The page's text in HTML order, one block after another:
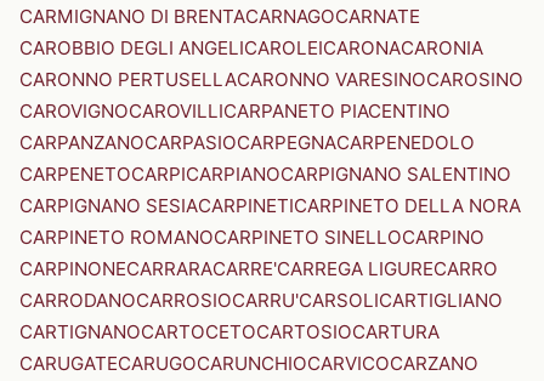
CARMIGNANO DI BRENTACARNAGOCARNATE
CAROBBIO DEGLI ANGELICAROLEICARONACARONIA
CARONNO PERTUSELLACARONNO VARESINOCAROSINO
CAROVIGNOCAROVILLICARPANETO PIACENTINO
CARPANZANOCARPASIOCARPEGNACARPENEDOLO
CARPENETOCARPICARPIANOCARPIGNANO SALENTINO
CARPIGNANO SESIACARPINETICARPINETO DELLA NORA
CARPINETO ROMANOCARPINETO SINELLOCARPINO
CARPINONECARRARACARRE'CARREGA LIGURECARRO
CARRODANOCARROSIOCARRU'CARSOLICARTIGLIANO
CARTIGNANOCARTOCETOCARTOSIOCARTURA
CARUGATECARUGOCARUNCHIOCARVICOCARZANO